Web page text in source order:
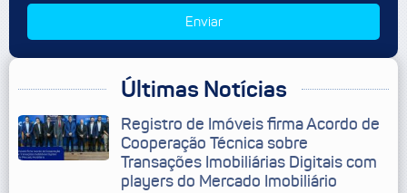
Enviar
Últimas Notícias
Registro de Imóveis firma Acordo de
Cooperação Técnica sobre
Transações Imobiliárias Digitais com
players do Mercado Imobiliário